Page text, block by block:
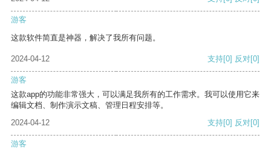
游客
这款软件简直是神器，解决了我所有问题。
2024-04-12 支持[0] 反对[0]
游客
这款app的功能非常强大，可以满足我所有的工作需求。我可以使用它来
编辑文档、制作演示文稿、管理日程安排等。
2024-04-12
支持[0] 反对[0]
游客